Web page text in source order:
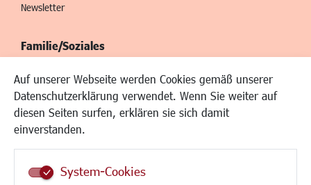
Auf unserer Webseite werden Cookies gemäß unserer
Datenschutzerklärung verwendet. Wenn Sie weiter auf
diesen Seiten surfen, erklären sie sich damit
einverstanden.
System-Cookies
Newsletter
Familie/Soziales
Kinderbetreuung
Kinder und Jugend
Institutionen für Familien
Frauen
Schule